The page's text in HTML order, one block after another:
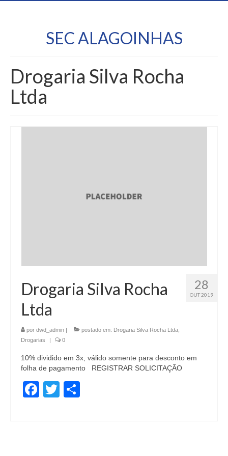
SEC ALAGOINHAS
Drogaria Silva Rocha
Ltda
28
OUT 2019
Drogaria Silva Rocha
Ltda
por dwd_admin | postado em: Drogaria Silva Rocha Ltda
Drogarias
| 0
10% dividido em 3x, válido somente para desconto em
folha de pagamento REGISTRAR SOLICITAÇÃO
Facebook
Twitter